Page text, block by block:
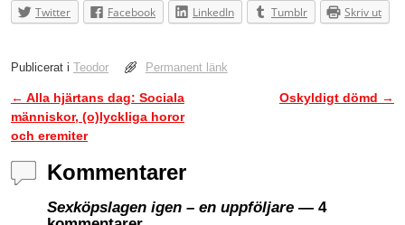
Twitter Facebook LinkedIn Tumblr Skriv ut
Publicerat i Teodor Permanent länk
Inläggsnavigering
← Alla hjärtans dag: Sociala
människor, (o)lyckliga horor
och eremiter
Oskyldigt dömd →
Kommentarer
Sexköpslagen igen – en uppföljare — 4